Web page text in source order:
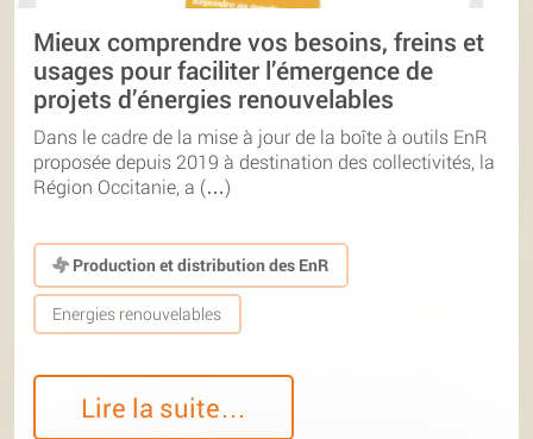
Mieux comprendre vos besoins, freins et
usages pour faciliter l’émergence de
projets d’énergies renouvelables
Dans le cadre de la mise à jour de la boîte à outils EnR
proposée depuis 2019 à destination des collectivités, la
Région Occitanie, a (…)
Production et distribution des EnR
Energies renouvelables
Lire la suite…